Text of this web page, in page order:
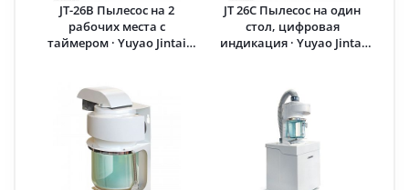
JT-26B Пылесос на 2
рабочих места с
таймером · Yuyao Jintai
JT 26C Пылесос на один
стол, цифровая
индикация · Yuyao Jintai